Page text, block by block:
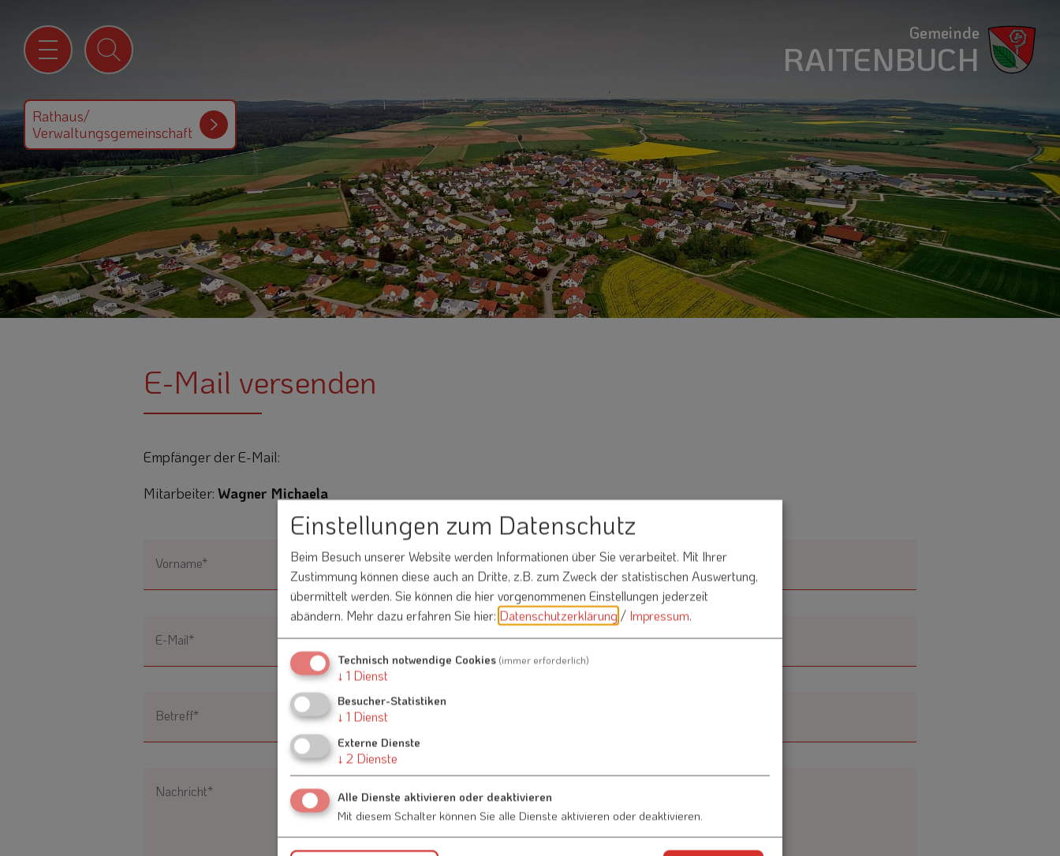
Gemeinde
RAITENBUCH
Rathaus/
Verwaltungsgemeinschaft
E-Mail versenden
Empfänger der E-Mail:
Mitarbeiter: Wagner Michaela
Vorname* Nachname*
E-Mail*
Betreff*
Nachricht*
Einstellungen zum Datenschutz
Beim Besuch unserer Website werden Informationen über Sie verarbeitet. Mit Ihrer
Zustimmung können diese auch an Dritte, z.B. zum Zweck der statistischen Auswertung,
übermittelt werden. Sie können die hier vorgenommenen Einstellungen jederzeit
abändern. Mehr dazu erfahren Sie hier: Datenschutzerklärung / Impressum.
Technisch notwendige Cookies (immer erforderlich)
↓ 1 Dienst
Besucher-Statistiken
↓ 1 Dienst
Externe Dienste
↓ 2 Dienste
Alle Dienste aktivieren oder deaktivieren
Mit diesem Schalter können Sie alle Dienste aktivieren oder deaktivieren.